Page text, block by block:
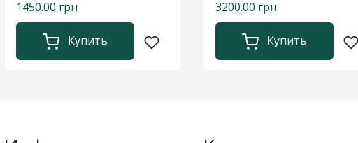
1450.00 грн
Купить
3200.00 грн
Купить